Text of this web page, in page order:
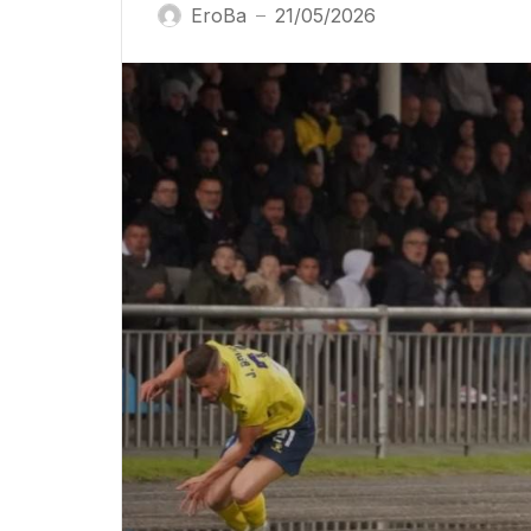
EroBa — 21/05/2026